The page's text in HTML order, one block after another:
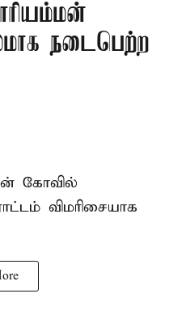
நடைபெற்ற
கோவில்
விமரிசையாக